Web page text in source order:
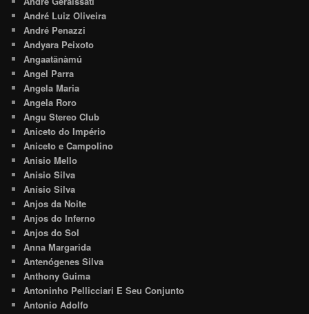
André Luiz Oliveira
André Penazzi
Andyara Peixoto
Angaatãnàmú
Angel Parra
Angela Maria
Angela Roro
Angu Stereo Club
Aniceto do Império
Aniceto e Campolino
Anisio Mello
Anisio Silva
Anísio Silva
Anjos da Noite
Anjos do Inferno
Anjos do Sol
Anna Margarida
Antenógenes Silva
Anthony Guima
Antoninho Pellicciari E Seu Conjunto
Antonio Adolfo